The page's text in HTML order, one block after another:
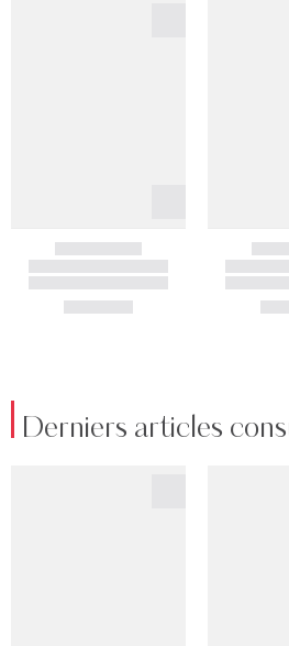
Derniers articles